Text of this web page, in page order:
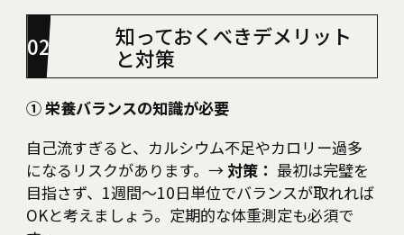
知っておくべきデメリット
と対策
① 栄養バランスの知識が必要
自己流すぎると、カルシウム不足やカロリー過多
になるリスクがあります。→ 対策： 最初は完璧を
目指さず、1週間〜10日単位でバランスが取れれば
OKと考えましょう。定期的な体重測定も必須で